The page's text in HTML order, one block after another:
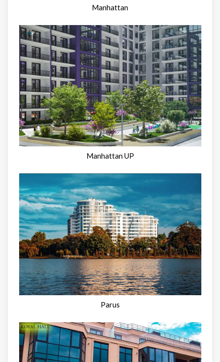
Manhattan
Manhattan UP
Parus